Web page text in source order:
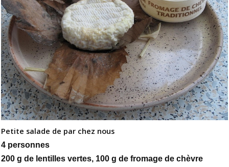
Petite salade de par chez nous
4 personnes
200 g de lentilles vertes, 100 g de fromage de chèvre